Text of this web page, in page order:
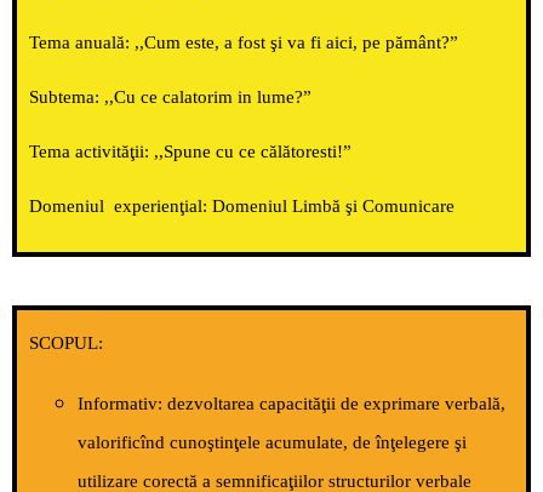
Tema anuală: ,,Cum este, a fost şi va fi aici, pe pământ?”
Subtema: ,,Cu ce calatorim in lume?”
Tema activităţii: ,,Spune cu ce călătoresti!”
Domeniul experienţial: Domeniul Limbă şi Comunicare
SCOPUL:
Informativ: dezvoltarea capacităţii de exprimare verbală,
valorificînd cunoştinţele acumulate, de înţelegere şi
utilizare corectă a semnificaţiilor structurilor verbale